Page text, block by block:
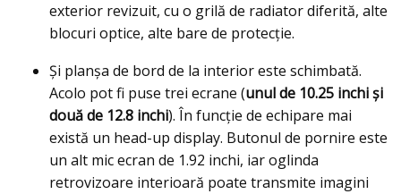
exterior revizuit, cu o grilă de radiator diferită, alte
blocuri optice, alte bare de protecție.
Și planșa de bord de la interior este schimbată.
Acolo pot fi puse trei ecrane (unul de 10.25 inchi și
două de 12.8 inchi). În funcție de echipare mai
există un head-up display. Butonul de pornire este
un alt mic ecran de 1.92 inchi, iar oglinda
retrovizoare interioară poate transmite imagini